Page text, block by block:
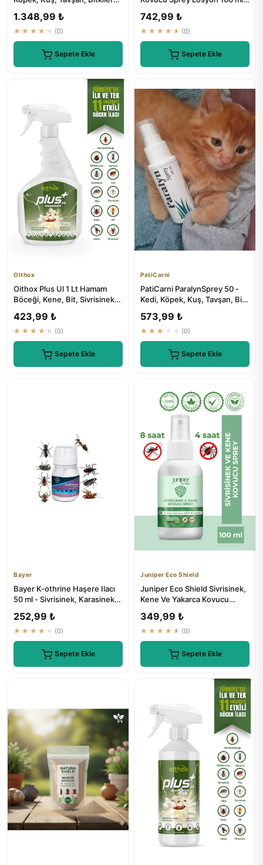
1.348,99 ₺
★★★★★ (0)
Sepete Ekle
742,99 ₺
★★★★★ (0)
Sepete Ekle
Oithox
Oithox Plus Ul 1 Lt Hamam
Böceği, Kene, Bit, Sivrisinek
423,99 ₺
★★★★★ (0)
Sepete Ekle
PatiCarni
PatiCarni ParalynSprey 50 -
Kedi, Köpek, Kuş, Tavşan, Bit
573,99 ₺
★★★★★ (0)
Sepete Ekle
Bayer
Bayer K-othrine Haşere Ilacı
50 ml - Sivrisinek, Karasinek,
252,99 ₺
★★★★★ (0)
Sepete Ekle
Juniper Eco Shield
Juniper Eco Shield Sivrisinek,
Kene Ve Yakarca Kovucu
349,99 ₺
★★★★★ (0)
Sepete Ekle